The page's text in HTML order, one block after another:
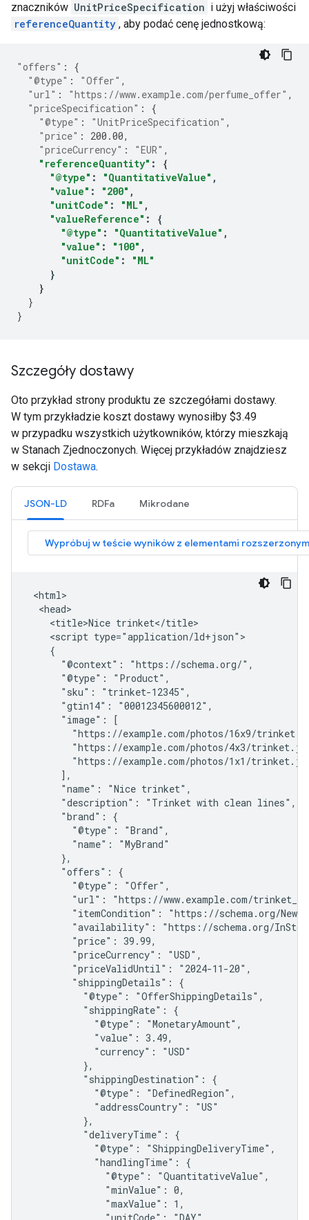
znaczników UnitPriceSpecification i użyj właściwości
referenceQuantity , aby podać cenę jednostkową:
"offers" :
{
"@type" : "Offer" ,
"url" : "https://www.example.com/perfume_offer" ,
"priceSpecification" :
{
"@type" : "UnitPriceSpecification" ,
"price" : 200.00,
"priceCurrency" : "EUR" ,
"referenceQuantity" :
{
"@type" : "QuantitativeValue" ,
"value" : "200" ,
"unitCode" : "ML" ,
"valueReference" :
{
"@type" : "QuantitativeValue" ,
"value" : "100" ,
"unitCode" :
"ML"
}
}
}
}
Szczegóły dostawy
Oto przykład strony produktu ze szczegółami dostawy.
W tym przykładzie koszt dostawy wynosiłby $3.49
w przypadku wszystkich użytkowników, którzy mieszkają
w Stanach Zjednoczonych. Więcej przykładów znajdziesz
w sekcji Dostawa.
JSON-LD RDFa Mikrodane
<html>
  <head>
    <title>Nice trinket</title>
    <script type="application/ld+json">
    {
      "@context": "https://schema.org/",
      "@type": "Product",
      "sku": "trinket-12345",
      "gtin14": "00012345600012",
      "image": [
"https://example.com/photos/16x9/
"https://example.com/photos/4x3/
"https://example.com/photos/1x1/
      ],
      "name": "Nice trinket",
      "description": "Trinket with clean lines",
      "brand": {
        "@type": "Brand",
        "name": "MyBrand"
      },
      "offers": {
        "@type": "Offer",
"url": "https://www.example.com/
"itemCondition": "https://schema.org/
"availability": "https://schema.org/
        "price": 39.99,
        "priceCurrency": "USD",
        "priceValidUntil": "2024-11-20",
        "shippingDetails": {
          "@type": "OfferShippingDetails",
          "shippingRate": {
            "@type": "MonetaryAmount",
            "value": 3.49,
            "currency": "USD"
          },
          "shippingDestination": {
            "@type": "DefinedRegion",
            "addressCountry": "US"
          },
          "deliveryTime": {
            "@type": "ShippingDeliveryTime",
            "handlingTime": {
              "@type": "QuantitativeValue",
              "minValue": 0,
              "maxValue": 1,